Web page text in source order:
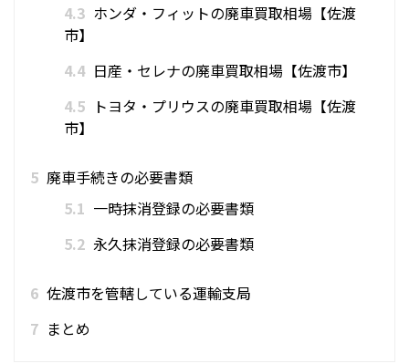
4.3 ホンダ・フィットの廃車買取相場【佐渡
市】
4.4 日産・セレナの廃車買取相場【佐渡市】
4.5 トヨタ・プリウスの廃車買取相場【佐渡
市】
5 廃車手続きの必要書類
5.1 一時抹消登録の必要書類
5.2 永久抹消登録の必要書類
6 佐渡市を管轄している運輸支局
7 まとめ